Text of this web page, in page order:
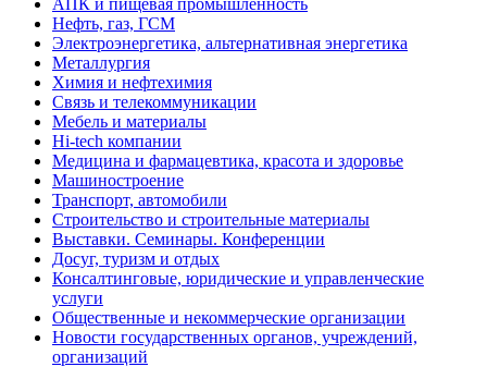
АПК и пищевая промышленность
Нефть, газ, ГСМ
Электроэнергетика, альтернативная энергетика
Металлургия
Химия и нефтехимия
Связь и телекоммуникации
Мебель и материалы
Hi-tech компании
Медицина и фармацевтика, красота и здоровье
Машиностроение
Транспорт, автомобили
Строительство и строительные материалы
Выставки. Семинары. Конференции
Досуг, туризм и отдых
Консалтинговые, юридические и управленческие
услуги
Общественные и некоммерческие организации
Новости государственных органов, учреждений,
организаций